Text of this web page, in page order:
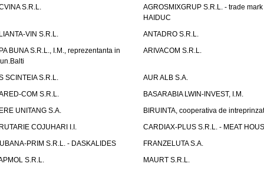
S.R.L.
AGROSMIXGRUP S.R.L. - trade mark
HAIDUC
VIN S.R.L.
ANTADRO S.R.L.
BUNA S.R.L., I.M., reprezentanta in
ARIVACOM S.R.L.
SCINTEIA S.R.L.
AUR ALB S.A.
COM S.R.L.
BASARABIA LWIN-INVEST, I.M.
UNITANG S.A.
BIRUINTA, cooperativa de
COJUHARI I.I.
CARDIAX-PLUS S.R.L. - MEAT
PRIM S.R.L. - DASKALIDES
FRANZELUTA S.A.
S.R.L.
MAURT S.R.L.